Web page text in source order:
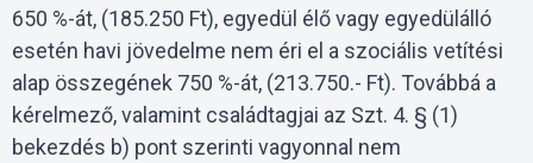
650 %-át, (185.250 Ft), egyedül élő vagy egyedülálló
esetén havi jövedelme nem éri el a szociális vetítési
alap összegének 750 %-át, (213.750.- Ft). Továbbá a
kérelmező, valamint családtagjai az Szt. 4. § (1)
bekezdés b) pont szerinti vagyonnal nem